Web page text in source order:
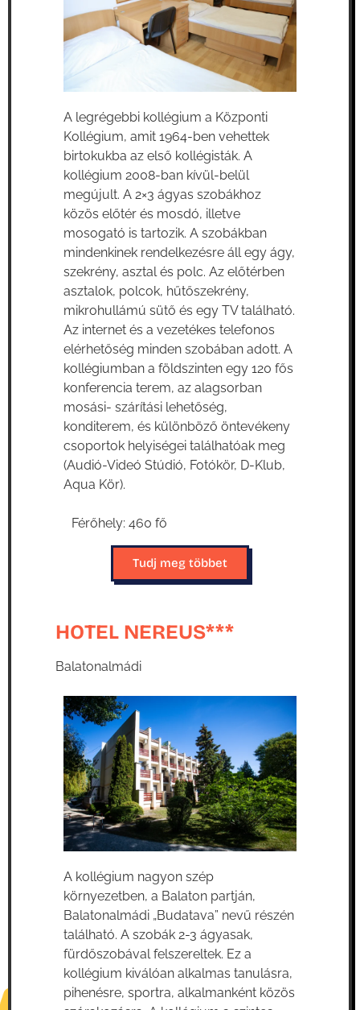
A legrégebbi kollégium a Központi
Kollégium, amit 1964-ben vehettek
birtokukba az első kollégisták. A
kollégium 2008-ban kívül-belül
megújult. A 2×3 ágyas szobákhoz
közös előtér és mosdó, illetve
mosogató is tartozik. A szobákban
mindenkinek rendelkezésre áll egy ágy,
szekrény, asztal és polc. Az előtérben
asztalok, polcok, hűtőszekrény,
mikrohullámú sütő és egy TV található.
Az internet és a vezetékes telefonos
elérhetőség minden szobában adott. A
kollégiumban a földszinten egy 120 fős
konferencia terem, az alagsorban
mosási- szárítási lehetőség,
konditerem, és különböző öntevékeny
csoportok helyiségei találhatóak meg
(Audió-Videó Stúdió, Fotókör, D-Klub,
Aqua Kör).
Férőhely: 460 fő
Tudj meg többet
HOTEL NEREUS***
Balatonalmádi
A kollégium nagyon szép
környezetben, a Balaton partján,
Balatonalmádi „Budatava” nevű részén
található. A szobák 2-3 ágyasak,
fürdőszobával felszereltek. Ez a
kollégium kiválóan alkalmas tanulásra,
pihenésre, sportra, alkalmanként közös